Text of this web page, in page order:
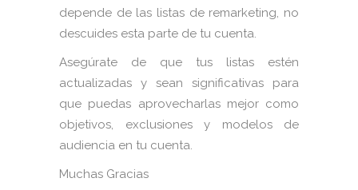
depende de las listas de remarketing, no
descuides esta parte de tu cuenta.
Asegúrate de que tus listas estén
actualizadas y sean significativas para
que puedas aprovecharlas mejor como
objetivos, exclusiones y modelos de
audiencia en tu cuenta.
Muchas Gracias